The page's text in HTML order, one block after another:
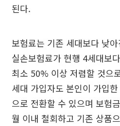
된다.
보험료는 기존 세대보다 낮
실손보험료가 현행 4세대보
최소 50% 이상 저렴할 것으
세대 가입자도 본인이 가입
으로 전환할 수 있으며 보험
월 이내 철회하고 기존 상품